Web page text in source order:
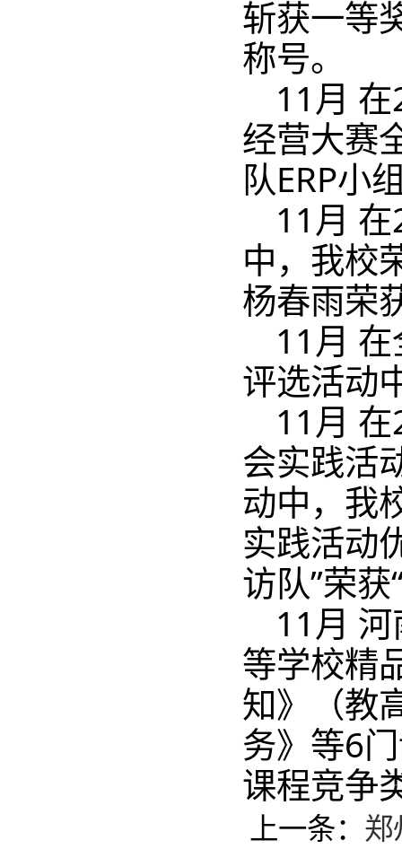
斩获一等
称号。
11月
经营大赛
队ERP小
11月
中，我校
杨春雨荣
11月
评选活动
11月
会实践活
动中，我
实践活动
访队”荣
11月
等学校精
知》（教
务》等6
课程竞争
上一条：